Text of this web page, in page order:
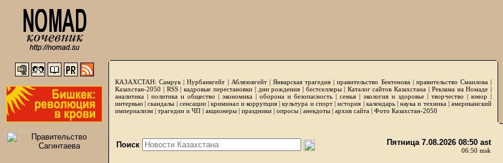
КАЗАХСТАН: Самрук |Нурбанкгейт | Аблязовгейт| Январская трагедия |правительство Бектенова| правительство Смаилова|
Казахстан-2050 | RSS|кадровые перестановки| дни рождения | бестселлеры| Каталог сайтов Казахстана | Реклама на Номаде |
аналитика | политика и общество | экономика | оборона и безопасность | семья | экология и здоровье | творчество | юмор |
интервью |скандалы | сенсации|криминал и коррупция|культура и спорт|история | календарь|наука и техника|американский
империализм | трагедии и ЧП | акционеры | праздники | опросы | анекдоты | архив сайта | Фото Казахстан-2050
Поиск Пятница 7.08.2026 08:50 ast
06:50 msk